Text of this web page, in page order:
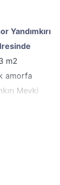
Yandımkırı
m2
amorfa
Mevki
ve
m’dir.
sahip
kısmen